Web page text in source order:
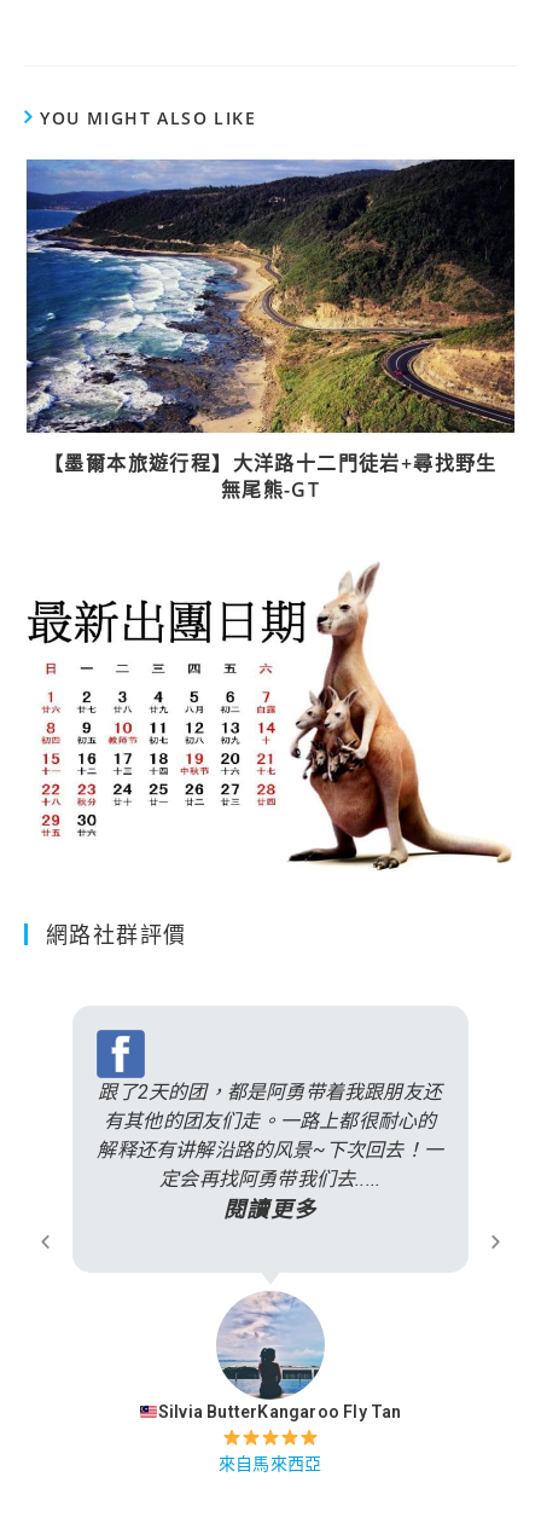
YOU MIGHT ALSO LIKE
【墨爾本旅遊行程】大洋路十二門徒岩+尋找野生
無尾熊-GT
網路社群評價
跟了2天的团，都是阿勇带着我跟朋友还
有其他的团友们走。一路上都很耐心的
解释还有讲解沿路的风景~下次回去！一
定会再找阿勇带我们去.....
閱讀更多
Silvia ButterKangaroo Fly Tan
來自馬來西亞